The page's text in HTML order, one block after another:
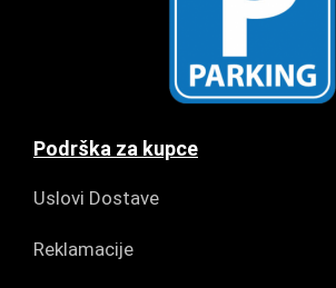
Podrška za kupce
Uslovi Dostave
Reklamacije